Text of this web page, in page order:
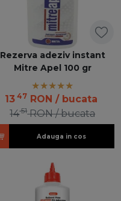
Rezerva adeziv instant
Mitre Apel 100 gr
13 47 RON / bucata
1451 RON / bucata
Adauga in cos